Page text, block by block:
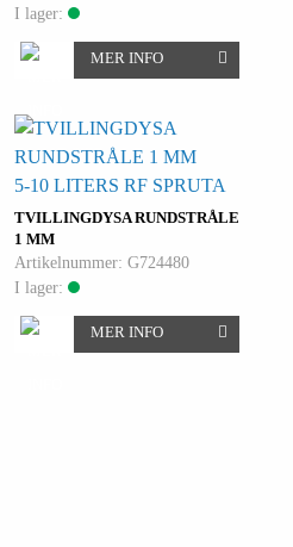
I lager:
MER INFO
TVILLINGDYSA RUNDSTRÅLE
1 MM
5-10 LITERS RF SPRUTA
Artikelnummer: G724480
I lager:
MER INFO